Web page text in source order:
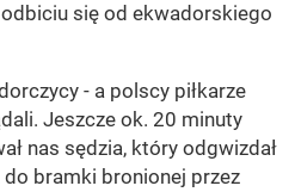
się od ekwadorskiego
- a polscy piłkarze
Jeszcze ok. 20 minuty
nas sędzia, który odgwizdał
do bramki bronionej przez